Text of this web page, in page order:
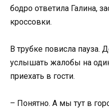
бодро ответила Галина,
кроссовки.
В трубке повисла пауза.
услышать жалобы на
приехать в гости.
– Понятно. А мы тут в